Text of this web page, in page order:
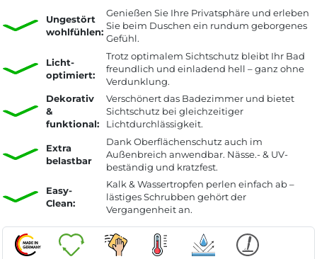
Ungestört
wohlfühlen:
Genießen Sie Ihre Privatsphäre und erleben
Sie beim Duschen ein rundum geborgenes
Gefühl.
Licht-
optimiert:
Trotz optimalem Sichtschutz bleibt Ihr Bad
freundlich und einladend hell – ganz ohne
Verdunklung.
Dekorativ
&
funktional:
Verschönert das Badezimmer und bietet
Sichtschutz bei gleichzeitiger
Lichtdurchlässigkeit.
Extra
belastbar
Dank Oberflächenschutz auch im
Außenbreich anwendbar. Nässe.- & UV-
beständig und kratzfest.
Easy-
Clean:
Kalk & Wassertropfen perlen einfach ab –
lästiges Schrubben gehört der
Vergangenheit an.